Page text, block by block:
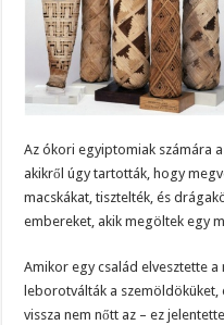
Az ókori egyiptomiak számára
akikről úgy tartották, hogy
macskákat, tisztelték, és
embereket, akik megöltek egy
Amikor egy család elvesztette a
leborotválták a
vissza nem nőtt az – ez